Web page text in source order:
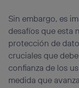
Sin embargo, es
desafíos que esta
protección de
cruciales que
confianza de los
medida que